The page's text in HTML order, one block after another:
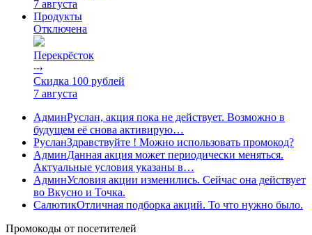
7 августа
Продукты
Отключена
Перекрёсток
⤑
Скидка 100 рублей
7 августа
АдминРуслан, акция пока не действует. Возможно в
будущем её снова активирую…
РусланЗдравствуйте ! Можно использовать промокод?
АдминДанная акция может периодически меняться.
Актуальные условия указаны в…
АдминУсловия акции изменились. Сейчас она действует
во Вкусно и Точка.
СалютикОтличная подборка акций. То что нужно было.
Промокоды от посетителей